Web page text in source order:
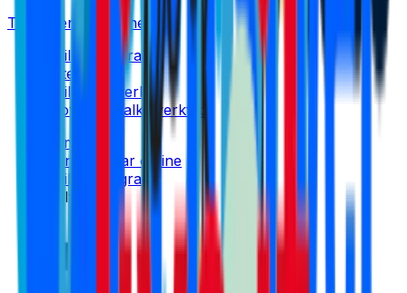
Tjäna pengar online
Affiliateprogram
Kategorier
Affiliatenätverk
Provisionskalkyl
verktyg
Hem
Tjäna pengar online
Affiliateprogram
Kellfri SE